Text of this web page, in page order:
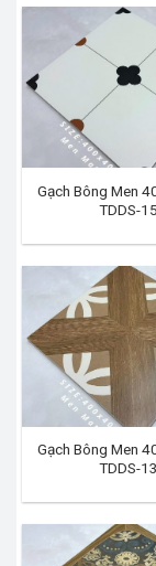
Gạch Bông Men
TDDS-15
Gạch Bông Men
TDDS-13